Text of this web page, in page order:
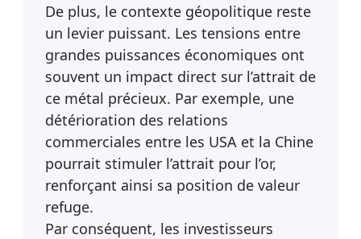
De plus, le contexte géopolitique reste
un levier puissant. Les tensions entre
grandes puissances économiques ont
souvent un impact direct sur l’attrait de
ce métal précieux. Par exemple, une
détérioration des relations
commerciales entre les USA et la Chine
pourrait stimuler l’attrait pour l’or,
renforçant ainsi sa position de valeur
refuge.
Par conséquent, les investisseurs